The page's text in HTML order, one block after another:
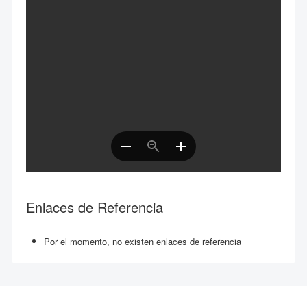
Enlaces de Referencia
Por el momento, no existen enlaces de referencia